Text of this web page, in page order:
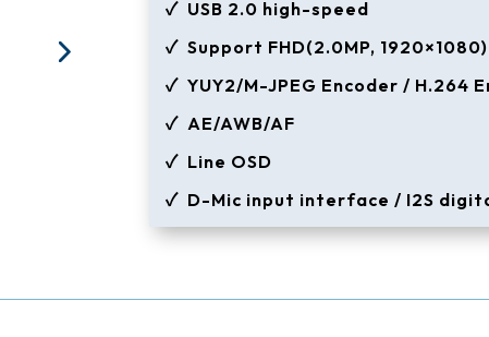
✓ USB 2.0 high-speed
✓ Support FHD(2.0MP, 1920×1080)
✓ YUY2/M-JPEG Encoder / H.264
✓ AE/AWB/AF
✓ Line OSD
✓ D-Mic input interface / I2S